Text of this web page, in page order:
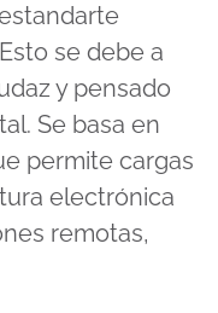
se debe a
y pensado
Se basa en
permite cargas
electrónica
remotas,